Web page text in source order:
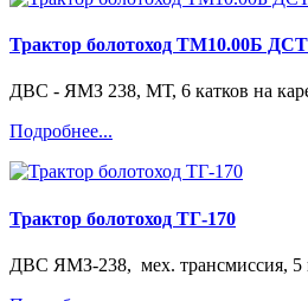
Трактор болотоход ТМ10.00Б
ДВС - ЯМЗ 238, МТ, 6 катков на
Подробнее...
Трактор болотоход ТГ-170
ДВС ЯМЗ-238, мех. трансмиссия, 5